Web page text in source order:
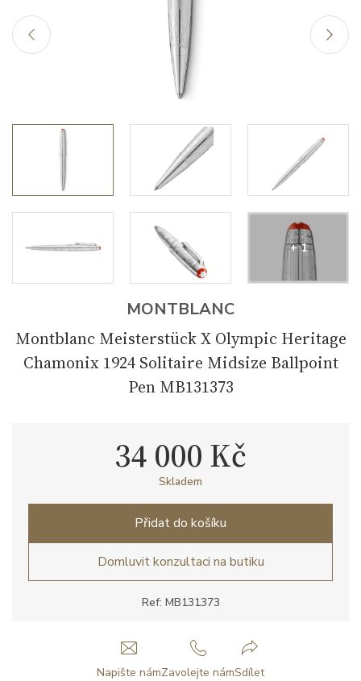
+ 1
MONTBLANC
Montblanc Meisterstück X Olympic Heritage
Chamonix 1924 Solitaire Midsize Ballpoint
Pen MB131373
Ref: MB131373
34 000 Kč
Skladem
Přidat do košíku
Domluvit konzultaci na butiku
Napište námZavolejte námSdílet